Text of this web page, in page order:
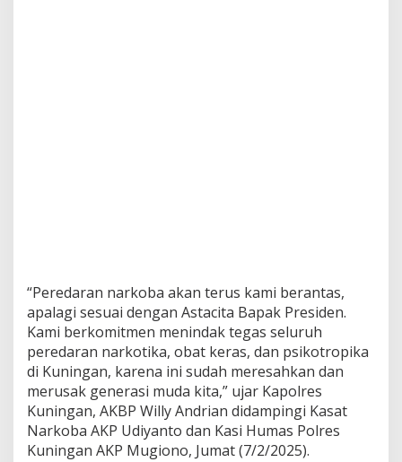
“Peredaran narkoba akan terus kami berantas,
apalagi sesuai dengan Astacita Bapak Presiden.
Kami berkomitmen menindak tegas seluruh
peredaran narkotika, obat keras, dan psikotropika
di Kuningan, karena ini sudah meresahkan dan
merusak generasi muda kita,” ujar Kapolres
Kuningan, AKBP Willy Andrian didampingi Kasat
Narkoba AKP Udiyanto dan Kasi Humas Polres
Kuningan AKP Mugiono, Jumat (7/2/2025).